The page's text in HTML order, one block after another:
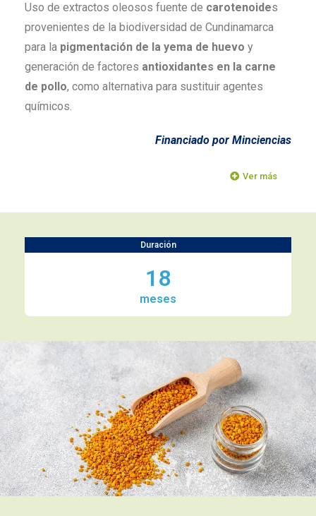
Uso de extractos oleosos fuente de carotenoides
provenientes de la biodiversidad de Cundinamarca
para la pigmentación de la yema de huevo y
generación de factores antioxidantes en la carne
de pollo, como alternativa para sustituir agentes
químicos.
Financiado por Minciencias
Ver más
Duración
18
meses